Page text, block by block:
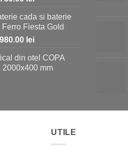
1,150.00 lei.
este:
730.00 lei.
cada si baterie
Ferro Fiesta Gold
Prețul
980.00 leiPrețul
este:
980.00 lei.
din otel COPA
2000x400 mm
UTILE